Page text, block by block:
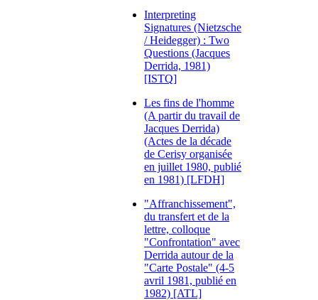
Interpreting
Signatures (Nietzsche
/ Heidegger) : Two
Questions (Jacques
Derrida, 1981)
[ISTQ]
Les fins de l'homme
(A partir du travail de
Jacques Derrida)
(Actes de la décade
de Cerisy organisée
en juillet 1980, publié
en 1981) [LFDH]
"Affranchissement",
du transfert et de la
lettre, colloque
"Confrontation" avec
Derrida autour de la
"Carte Postale" (4-5
avril 1981, publié en
1982) [ATL]